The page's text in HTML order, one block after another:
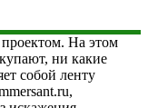
На этом
ни какие
собой ленту